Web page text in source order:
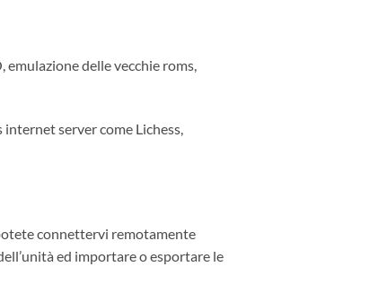
delle vecchie roms,
server come Lichess,
connettervi remotamente
ed importare o esportare le